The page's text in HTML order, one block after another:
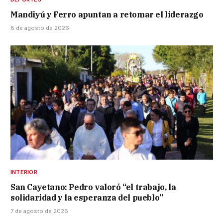
Mandiyú y Ferro apuntan a retomar el liderazgo
8 de agosto de 2026
INTERIOR
San Cayetano: Pedro valoró “el trabajo, la
solidaridad y la esperanza del pueblo”
7 de agosto de 2026